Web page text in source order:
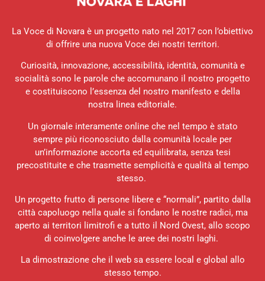
La Voce di Novara è un progetto nato nel 2017 con l’obiettivo
di offrire una nuova Voce dei nostri territori.
Curiosità, innovazione, accessibilità, identità, comunità e
socialità sono le parole che accomunano il nostro progetto
e costituiscono l’essenza del nostro manifesto e della
nostra linea editoriale.
Un giornale interamente online che nel tempo è stato
sempre più riconosciuto dalla comunità locale per
un’informazione accorta ed equilibrata, senza tesi
precostituite e che trasmette semplicità e qualità al tempo
stesso.
Un progetto frutto di persone libere e “normali”, partito dalla
città capoluogo nella quale si fondano le nostre radici, ma
aperto ai territori limitrofi e a tutto il Nord Ovest, allo scopo
di coinvolgere anche le aree dei nostri laghi.
La dimostrazione che il web sa essere local e global allo
stesso tempo.